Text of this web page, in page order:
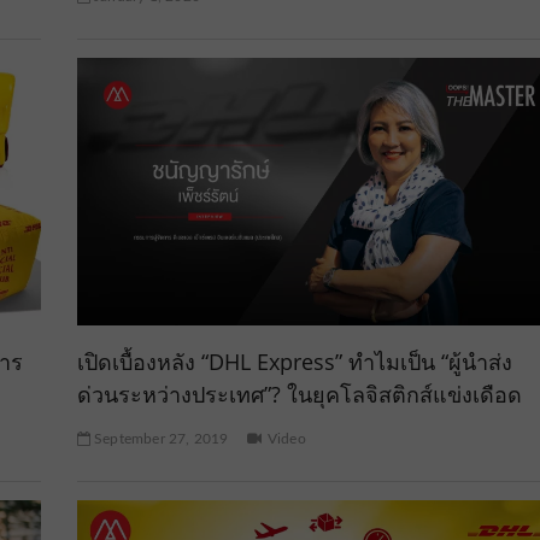
ร
เปิดเบื้องหลัง “DHL Express” ทำไมเป็น “ผู้นำส่ง
ด่วนระหว่างประเทศ”? ในยุคโลจิสติกส์แข่งเดือด
September 27, 2019 Video